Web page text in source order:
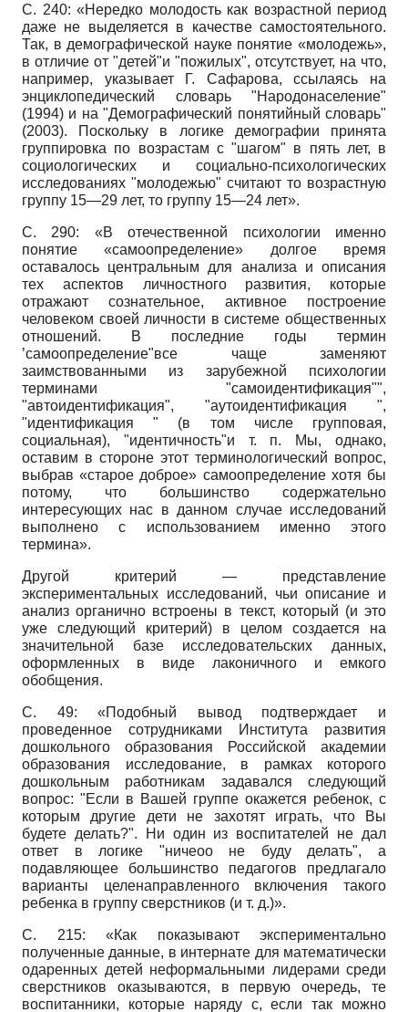
С. 240: «Нередко молодость как возрастной период
даже не выделяется в качестве самостоятельного.
Так, в демографической науке понятие «молодежь»,
в отличие от "детей"и "пожилых", отсутствует, на что,
например, указывает Г. Са­фарова, ссылаясь на
энциклопедический словарь "Народонаселение"
(1994) и на "Демографический понятийный словарь"
(2003). Поскольку в логике демографии принята
группировка по возрастам с "шагом" в пять лет, в
социологических и социально-психологических
исследованиях "молодежью" считают то возрастную
группу 15—29 лет, то группу 15—24 лет».
С. 290: «В отечественной психологии именно
понятие «самоопределение» долгое время
оставалось центральным для анализа и описания
тех аспектов личностного развития, которые
отражают сознательное, активное построение
человеком своей личности в системе общественных
отношений. В последние годы термин
’самоопределение"все чаще заменяют
заимствованными из зарубежной психологии
терминами "самоидентификация"",
"автоидентификация", "аутоидентифи­кация ",
"идентификация " (в том числе групповая,
социальная), "идентичность"и т. п. Мы, однако,
оставим в стороне этот терминологический вопрос,
выбрав «старое доброе» самоопределение хотя бы
потому, что большинство содержательно
интересующих нас в данном случае исследований
выполнено с использованием именно этого
термина».
Другой критерий — представление
экспериментальных исследований, чьи описание и
анализ органично встроены в текст, который (и это
уже следующий критерий) в целом создается на
значительной базе исследовательских данных,
оформленных в виде лаконичного и емкого
обобщения.
С. 49: «Подобный вывод подтверждает и
проведенное сотрудниками Института развития
дошкольного образования Российской академии
образования исследование, в рамках которого
дошкольным работникам задавался следующий
вопрос: "Если в Вашей группе окажется ребенок, с
которым другие дети не захотят играть, что Вы
будете делать?". Ни один из воспитателей не дал
ответ в логике "ничеоо не буду делать", а
подавляющее большинство педагогов предлагало
варианты целенаправленного включения такого
ребенка в группу сверстников (и т. д.)».
С. 215: «Как показывают экспериментально
полученные данные, в интернате для математически
одаренных детей неформальными лидерами среди
сверстников оказываются, в первую очередь, те
воспитанники, которые наряду с, если так можно